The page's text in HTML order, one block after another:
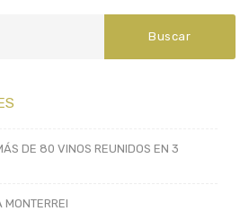
DE 80 VINOS REUNIDOS EN 3